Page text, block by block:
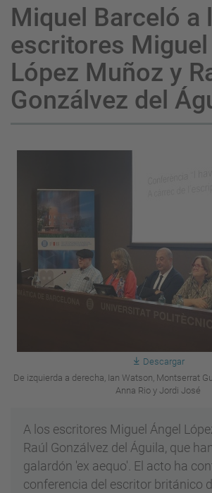
Miquel Barceló a
escritores Miguel
López Muñoz y
Gonzálvez del
Descargar
De izquierda a derecha, Ian Watson, Montserrat
Anna Rio y Jordi José
A los escritores Miguel Ángel
Raúl Gonzálvez del Águila, que
galardón 'ex aequo'. El acto ha
conferencia del escritor británico